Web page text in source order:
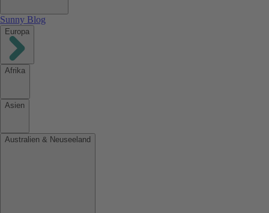
Sunny Blog
Europa
Afrika
Asien
Australien & Neuseeland